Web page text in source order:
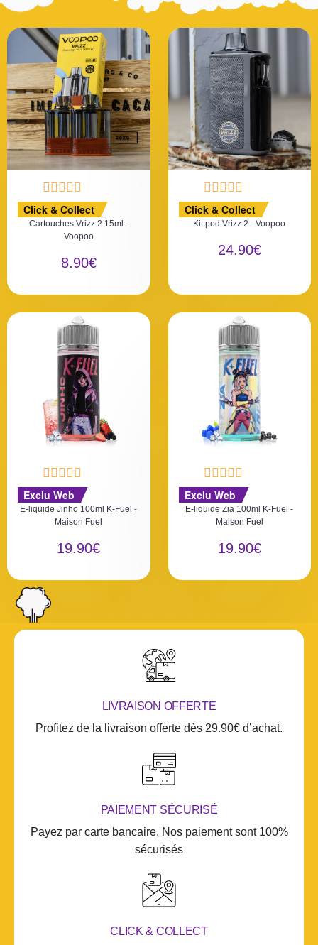
N
o
r
5
Click & Collect
Cartouches Vrizz 2 15ml -
Voopoo
8.90€
N
o
t
r
5
Click & Collect
Kit pod Vrizz 2 - Voopoo
24.90€
N
o
r
5
Exclu Web
E-liquide Jinho 100ml K-Fuel -
Maison Fuel
19.90€
N
o
r
Exclu Web
E-liquide Zia 100ml K-Fuel -
Maison Fuel
19.90€
LIVRAISON OFFERTE
Profitez de la livraison offerte dès 29.90€ d’achat.
PAIEMENT SÉCURISÉ
Payez par carte bancaire. Nos paiement sont 100%
sécurisés
CLICK & COLLECT